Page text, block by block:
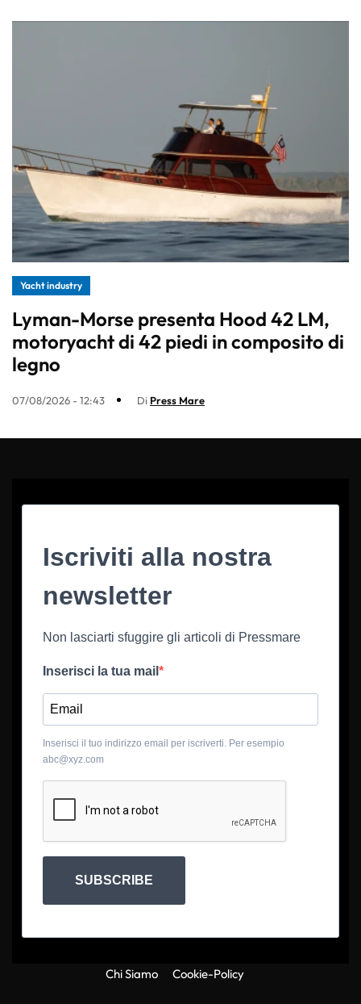
Yacht industry
Lyman-Morse presenta Hood 42 LM,
motoryacht di 42 piedi in composito di
legno
07/08/2026 - 12:43 Di Press Mare
Iscriviti alla nostra
newsletter
Non lasciarti sfuggire gli articoli di Pressmare
Inserisci la tua mail
Inserisci il tuo indirizzo email per iscriverti. Per esempio
abc@xyz.com
SUBSCRIBE
Chi Siamo Cookie-Policy